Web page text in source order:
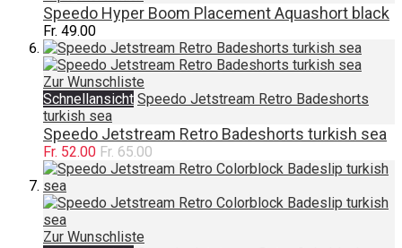
Speedo Hyper Boom Placement Aquashort black
Fr. 49.00
Zur Wunschliste
Schnellansicht Speedo Jetstream Retro Badeshorts
turkish sea
Speedo Jetstream Retro Badeshorts turkish sea
Fr. 52.00 Fr. 65.00
Zur Wunschliste